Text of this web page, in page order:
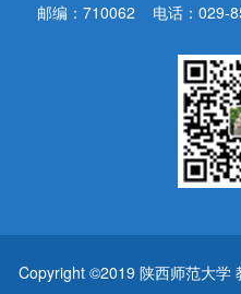
邮编：710062 电话：029-
Copyright ©2019 陕西师范大学